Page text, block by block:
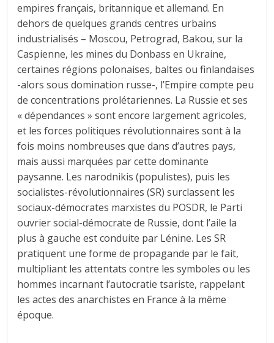
empires français, britannique et allemand. En
dehors de quelques grands centres urbains
industrialisés – Moscou, Petrograd, Bakou, sur la
Caspienne, les mines du Donbass en Ukraine,
certaines régions polonaises, baltes ou finlandaises
-alors sous domination russe-, l’Empire compte peu
de concentrations prolétariennes. La Russie et ses
« dépendances » sont encore largement agricoles,
et les forces politiques révolutionnaires sont à la
fois moins nombreuses que dans d’autres pays,
mais aussi marquées par cette dominante
paysanne. Les narodnikis (populistes), puis les
socialistes-révolutionnaires (SR) surclassent les
sociaux-démocrates marxistes du POSDR, le Parti
ouvrier social-démocrate de Russie, dont l’aile la
plus à gauche est conduite par Lénine. Les SR
pratiquent une forme de propagande par le fait,
multipliant les attentats contre les symboles ou les
hommes incarnant l’autocratie tsariste, rappelant
les actes des anarchistes en France à la même
époque.